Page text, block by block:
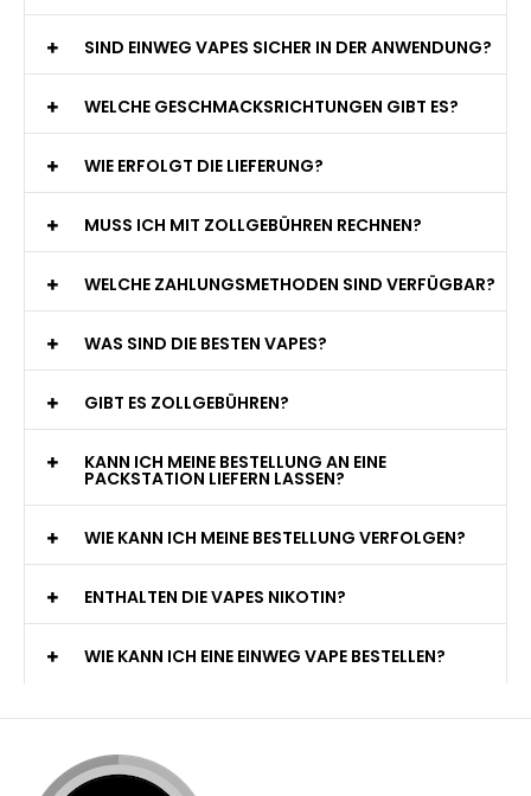
SIND EINWEG VAPES SICHER IN DER ANWENDUNG?
WELCHE GESCHMACKSRICHTUNGEN GIBT ES?
WIE ERFOLGT DIE LIEFERUNG?
MUSS ICH MIT ZOLLGEBÜHREN RECHNEN?
WELCHE ZAHLUNGSMETHODEN SIND VERFÜGBAR?
WAS SIND DIE BESTEN VAPES?
GIBT ES ZOLLGEBÜHREN?
KANN ICH MEINE BESTELLUNG AN EINE
PACKSTATION LIEFERN LASSEN?
WIE KANN ICH MEINE BESTELLUNG VERFOLGEN?
ENTHALTEN DIE VAPES NIKOTIN?
WIE KANN ICH EINE EINWEG VAPE BESTELLEN?